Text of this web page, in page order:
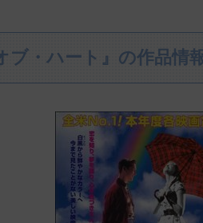
ブ・ハート』の作品情